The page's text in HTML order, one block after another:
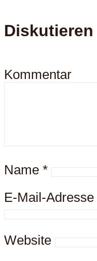
Diskutieren
Kommentar
Name *
E-Mail-Adresse
Website